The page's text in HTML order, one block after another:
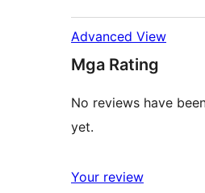
Advanced View
Mga Rating
No reviews have
yet.
Your review